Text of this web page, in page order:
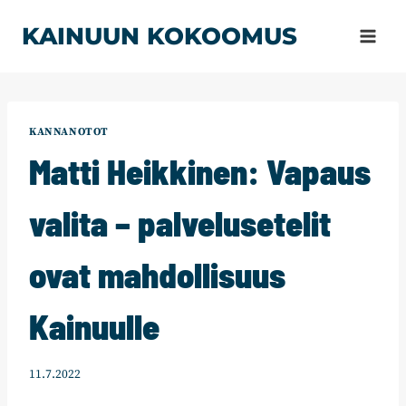
sisältöön
KAINUUN KOKOOMUS
KANNANOTOT
Matti Heikkinen: Vapaus
valita – palvelusetelit
ovat mahdollisuus
Kainuulle
11.7.2022